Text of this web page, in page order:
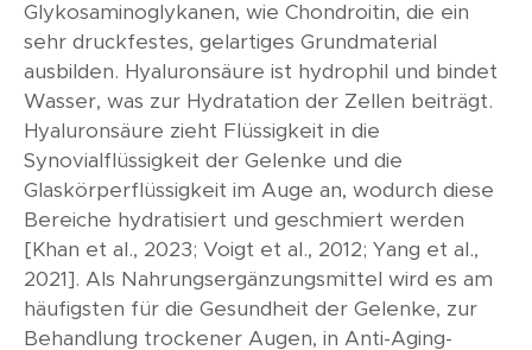
Glykosaminoglykanen, wie Chondroitin, die ein
sehr druckfestes, gelartiges Grundmaterial
ausbilden. Hyaluronsäure ist hydrophil und bindet
Wasser, was zur Hydratation der Zellen beiträgt.
Hyaluronsäure zieht Flüssigkeit in die
Synovialflüssigkeit der Gelenke und die
Glaskörperflüssigkeit im Auge an, wodurch diese
Bereiche hydratisiert und geschmiert werden
[Khan et al., 2023; Voigt et al., 2012; Yang et al.,
2021]. Als Nahrungsergänzungsmittel wird es am
häufigsten für die Gesundheit der Gelenke, zur
Behandlung trockener Augen, in Anti-Aging-